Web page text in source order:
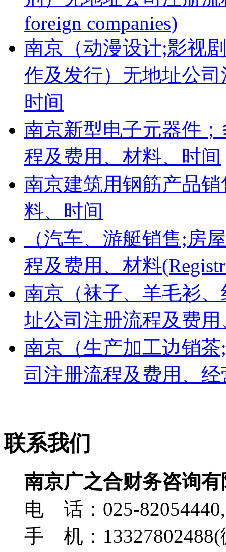
foreign companies)
南京（动漫设计;影视
作及发行）无地址公
时间
南京新型电子元器件
程及费用、材料、时间
南京建筑用钢筋产品
料、时间
（汽车、游艇销售;房
程及费用、材料
南京（袜子、羊毛衫
址公司注册流程及费
南京（生产加工边销
司注册流程及费用、
联系我们
南京广之合财务咨询
电 话：025-
手 机：13327802488(